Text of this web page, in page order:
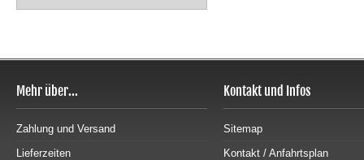
Mehr über...
Zahlung und Versand
Lieferzeiten
Kontakt und Infos
Sitemap
Kontakt / Anfahrtsplan